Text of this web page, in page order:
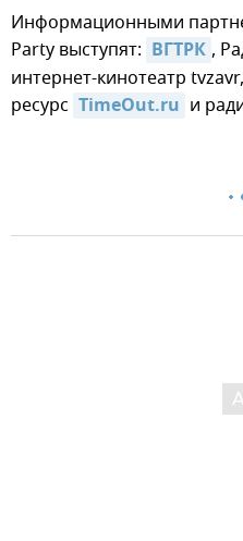
Информационными
Party выступят: ВГТРК ,
интернет-кинотеатр
ресурс TimeOut.ru и